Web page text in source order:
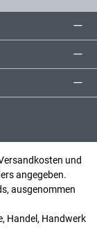
und
angegeben.
ausgenommen
Handel, Handwerk